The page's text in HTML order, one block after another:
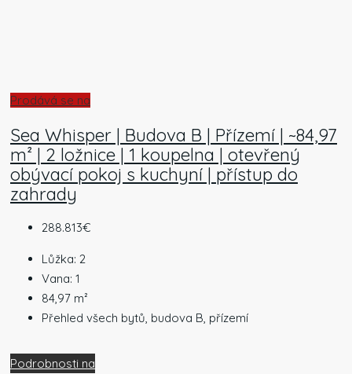
Prodává se na
Sea Whisper | Budova B | Přízemí | ~84,97
m² | 2 ložnice | 1 koupelna | otevřený
obývací pokoj s kuchyní | přístup do
zahrady
288.813€
Lůžka: 2
Vana: 1
84,97 m²
Přehled všech bytů, budova B, přízemí
Podrobnosti na